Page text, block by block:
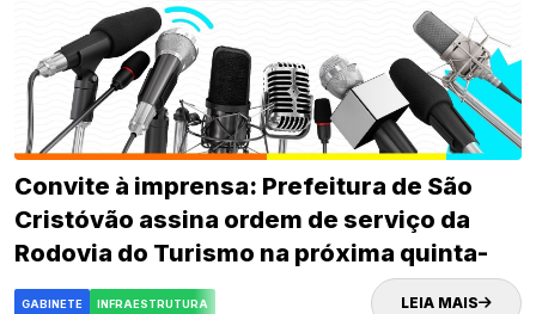
Convite à imprensa: Prefeitura de São
Cristóvão assina ordem de serviço da
Rodovia do Turismo na próxima quinta-
feira (02)
GABINETE INFRAESTRUTURA LEIA MAIS